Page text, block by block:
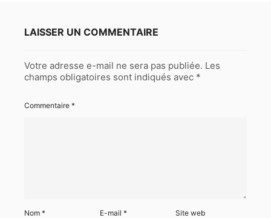
LAISSER UN COMMENTAIRE
Votre adresse e-mail ne sera pas publiée. Les
champs obligatoires sont indiqués avec *
Commentaire *
Nom * E-mail* Site web